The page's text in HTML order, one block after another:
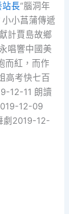
站長“腦洞年
小菖蒲傳遞
計賈島故鄉
唱響中國美
而紅，而作
高考快七百
12-11 朗讀
12-09
劇2019-12-